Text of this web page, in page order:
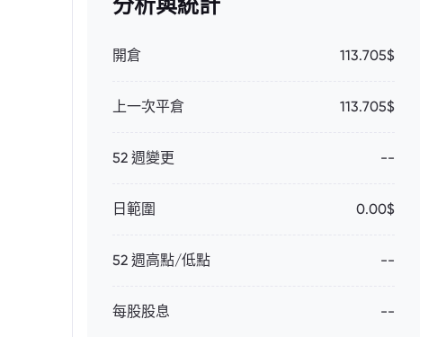
開倉 113.705$
上一次平倉 113.705$
52 週變更 --
日範圍 0.00$
52 週高點/低點 --
每股股息 --